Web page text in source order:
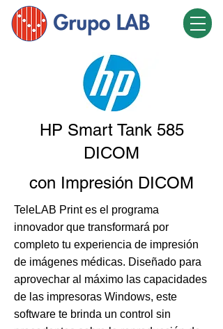
HP Smart Tank 585
DICOM
con Impresión DICOM
TeleLAB Print es el programa
innovador que transformará por
completo tu experiencia de impresión
de imágenes médicas. Diseñado para
aprovechar al máximo las capacidades
de las impresoras Windows, este
software te brinda un control sin